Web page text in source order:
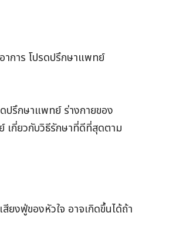
าการ โปรดปรึกษาแพทย์
ปรึกษาแพทย์ ร่างกายของ
กี่ยวกับวิธีรักษาที่ดีที่สุดตาม
ยงฟู่ของหัวใจ อาจเกิดขึ้นได้ถ้า